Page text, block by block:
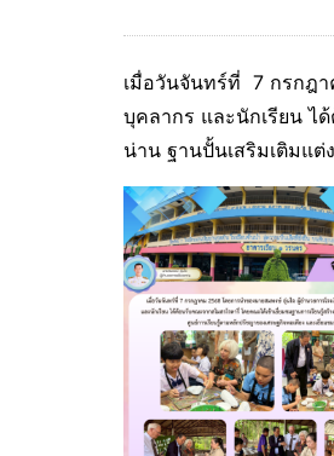
เมื่อวันจันทร์ที่ 7 กรกฎ
บุคลากร และนักเรียน ไ
น่าน ฐานปั้นเสริมเติมแ